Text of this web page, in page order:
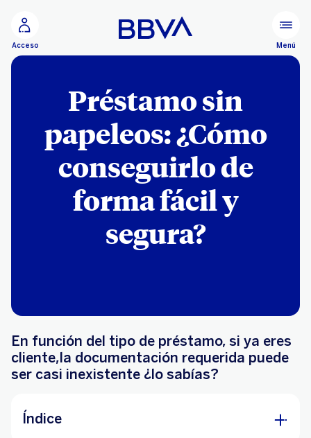
Acceso Menú
Préstamo sin
papeleos: ¿Cómo
conseguirlo de
forma fácil y
segura?
En función del tipo de préstamo, si ya eres
cliente,la documentación requerida puede
ser casi inexistente ¿lo sabías?
Índice